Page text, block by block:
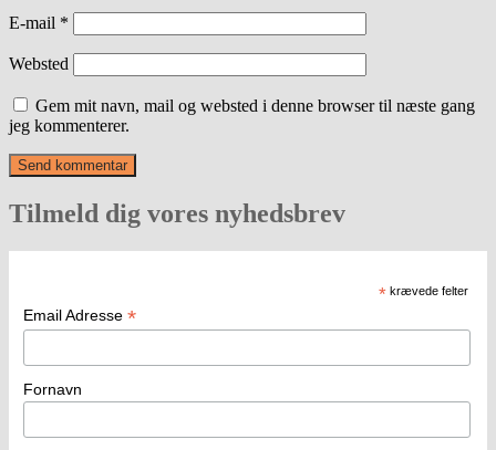
E-mail *
Websted
Gem mit navn, mail og websted i denne browser til næste gang
jeg kommenterer.
Tilmeld dig vores nyhedsbrev
* krævede felter
Email Adresse *
Fornavn